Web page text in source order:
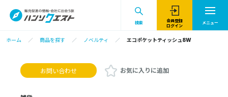
検索
会員登録
ログイン
メニュー
ホーム 商品を探す ノベルティ エコポケットティッシュ8W
お問い合わせ お気に入りに追加